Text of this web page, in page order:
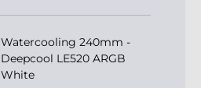
Watercooling 240mm -
Deepcool LE520 ARGB
White